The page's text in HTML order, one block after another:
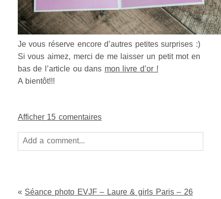
Je vous réserve encore d’autres petites surprises :)
Si vous aimez, merci de me laisser un petit mot en
bas de l’article ou dans mon livre d’or !
A bientôt!!!
Afficher 15 comentaires
Add a comment...
« Séance photo EVJF – Laure & girls Paris – 26